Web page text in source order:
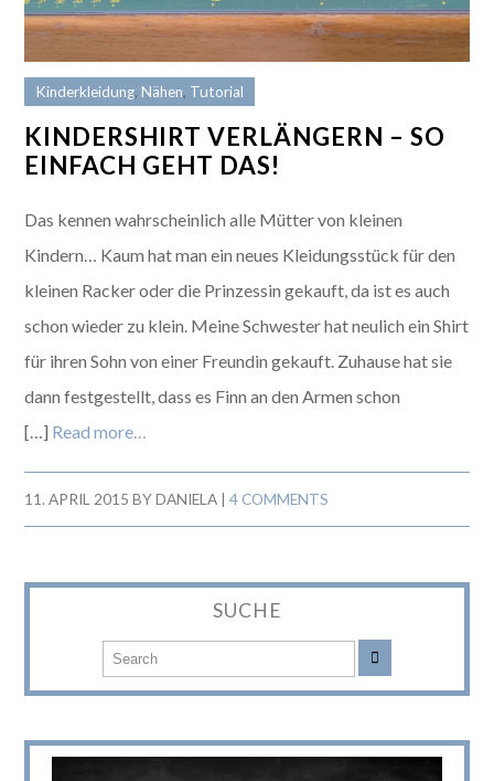
Kinderkleidung,Nähen, Tutorial
KINDERSHIRT VERLÄNGERN – SO
EINFACH GEHT DAS!
Das kennen wahrscheinlich alle Mütter von kleinen
Kindern… Kaum hat man ein neues Kleidungsstück für den
kleinen Racker oder die Prinzessin gekauft, da ist es auch
schon wieder zu klein. Meine Schwester hat neulich ein Shirt
für ihren Sohn von einer Freundin gekauft. Zuhause hat sie
dann festgestellt, dass es Finn an den Armen schon
[…] Read more…
11. APRIL 2015 BYDANIELA |4 COMMENTS
SUCHE